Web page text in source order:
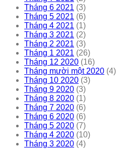
Tháng 6 2021 (3)
Tháng 5 2021 (6)
Tháng 4 2021 (1)
Tháng 3 2021 (2)
Tháng 2 2021 (3)
Tháng 1 2021 (26)
Tháng 12 2020 (16)
Tháng mười một 2020 (4)
Tháng 10 2020 (3)
Tháng 9 2020 (3)
Tháng 8 2020 (1)
Tháng 7 2020 (6)
Tháng 6 2020 (6)
Tháng 5 2020 (7)
Tháng 4 2020 (10)
Tháng 3 2020 (4)